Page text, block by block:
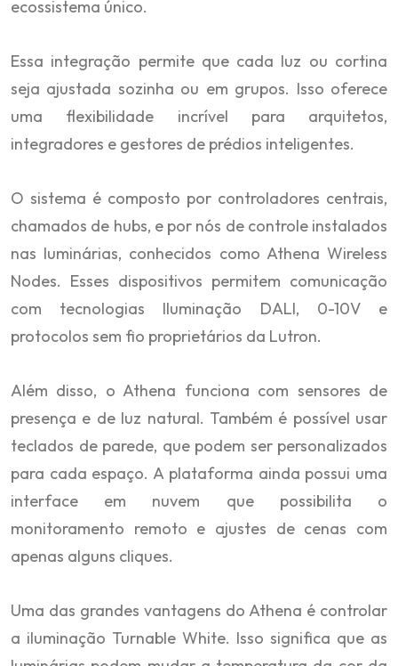
ecossistema único.
Essa integração permite que cada luz ou cortina
seja ajustada sozinha ou em grupos. Isso oferece
uma flexibilidade incrível para arquitetos,
integradores e gestores de prédios inteligentes.
O sistema é composto por controladores centrais,
chamados de hubs, e por nós de controle instalados
nas luminárias, conhecidos como Athena Wireless
Nodes. Esses dispositivos permitem comunicação
com tecnologias Iluminação DALI, 0-10V e
protocolos sem fio proprietários da Lutron.
Além disso, o Athena funciona com sensores de
presença e de luz natural. Também é possível usar
teclados de parede, que podem ser personalizados
para cada espaço. A plataforma ainda possui uma
interface em nuvem que possibilita o
monitoramento remoto e ajustes de cenas com
apenas alguns cliques.
Uma das grandes vantagens do Athena é controlar
a iluminação Turnable White. Isso significa que as